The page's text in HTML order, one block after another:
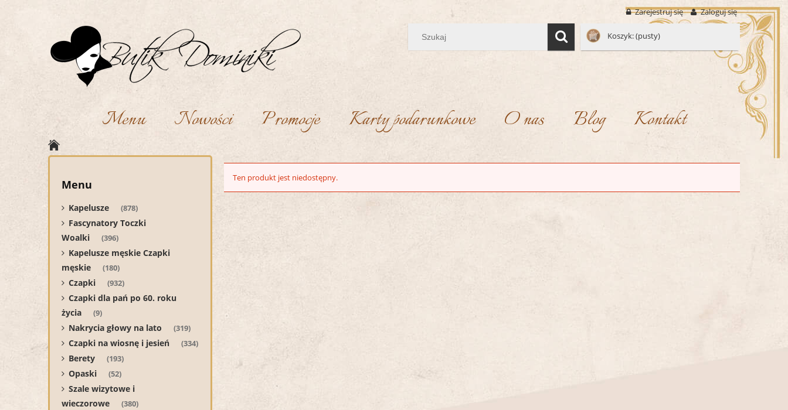
Zarejestruj się Zaloguj się
Koszyk:(pusty)
Menu Nowości Promocje Karty podarunkowe O nas Blog Kontakt
Menu
Kapelusze (878)
Fascynatory Toczki
Woalki
(396)
Kapelusze męskie Czapki
męskie
(180)
Czapki (932)
Czapki dla pań po 60. roku
życia
(9)
Nakrycia głowy na lato (319)
Czapki na wiosnę i jesień (334)
Berety (193)
Opaski (52)
Szale wizytowe i
wieczorowe
(380)
Ten produkt jest niedostępny.